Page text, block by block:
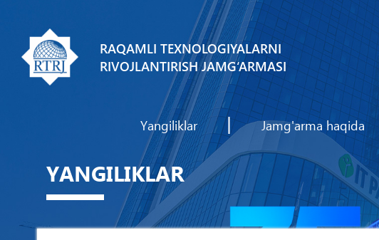
RAQAMLI TEXNOLOGIYALARNI
RIVOJLANTIRISH JAMG‘ARMASI
Yangiliklar Jamg'arma haqida
YANGILIKLAR